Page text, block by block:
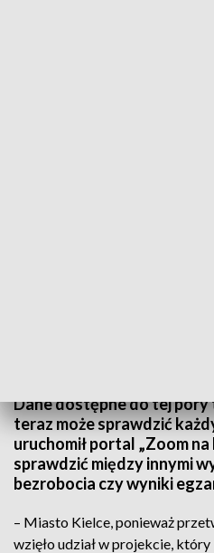
Dane dostępne do tej
teraz może sprawdzić
uruchomił portal „Zoom na
sprawdzić między innymi
bezrobocia czy wyniki
– Miasto Kielce, ponieważ
wzięło udział w projekcie,